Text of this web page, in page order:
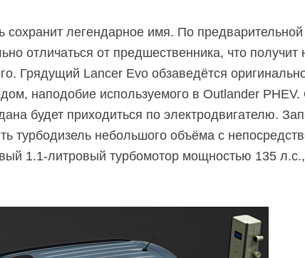
сохранит легендарное имя. По
отличаться от предшественника, что получит
Грядущий Lancer Evo обзаведётся
наподобие используемого в Outlander PHEV.
будет приходиться по электродвигателю.
турбодизель небольшого объёма с
1.1-литровый турбомотор мощностью 135